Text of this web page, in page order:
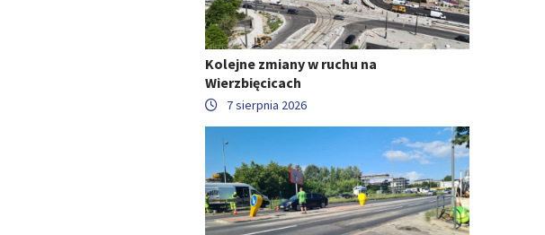
Kolejne zmiany w ruchu na
Wierzbięcicach
7 sierpnia 2026